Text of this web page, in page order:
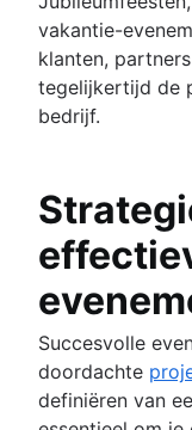
vakantie-
klanten,
tegelijkertijd de
bedrijf.
Succesvolle
doordachte
definiëren van